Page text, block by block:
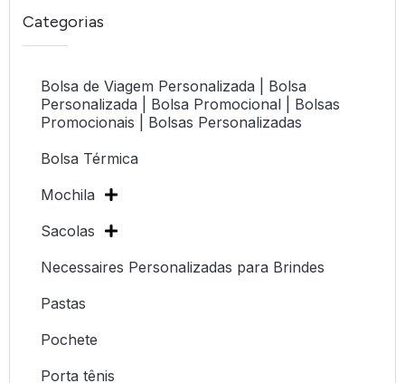
Categorias
Bolsa de Viagem Personalizada | Bolsa
Personalizada | Bolsa Promocional | Bolsas
Promocionais | Bolsas Personalizadas
Bolsa Térmica
Mochila
Sacolas
Necessaires Personalizadas para Brindes
Pastas
Pochete
Porta tênis